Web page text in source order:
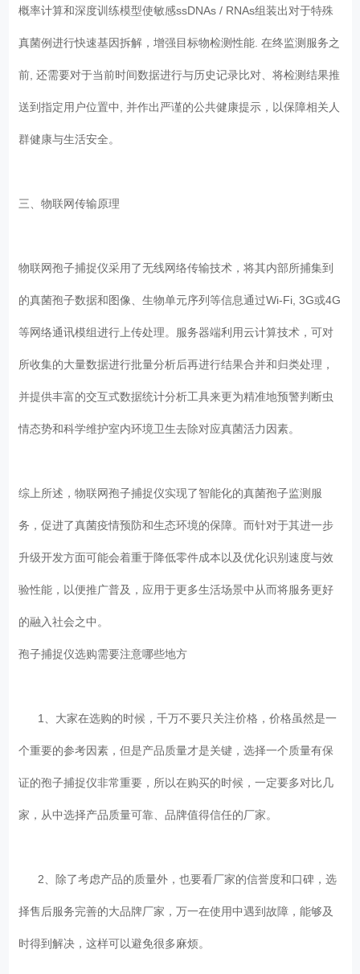
概率计算和深度训练模型使敏感ssDNAs / RNAs组装出对于特殊
真菌例进行快速基因拆解，增强目标物检测性能. 在终监测服务之
前, 还需要对于当前时间数据进行与历史记录比对、将检测结果推
送到指定用户位置中, 并作出严谨的公共健康提示，以保障相关人
群健康与生活安全。
三、物联网传输原理
物联网孢子捕捉仪采用了无线网络传输技术，将其内部所捕集到
的真菌孢子数据和图像、生物单元序列等信息通过Wi-Fi, 3G或4G
等网络通讯模组进行上传处理。服务器端利用云计算技术，可对
所收集的大量数据进行批量分析后再进行结果合并和归类处理，
并提供丰富的交互式数据统计分析工具来更为精准地预警判断虫
情态势和科学维护室内环境卫生去除对应真菌活力因素。
综上所述，物联网孢子捕捉仪实现了智能化的真菌孢子监测服
务，促进了真菌疫情预防和生态环境的保障。而针对于其进一步
升级开发方面可能会着重于降低零件成本以及优化识别速度与效
验性能，以便推广普及，应用于更多生活场景中从而将服务更好
的融入社会之中。
孢子捕捉仪选购需要注意哪些地方
1、大家在选购的时候，千万不要只关注价格，价格虽然是一
个重要的参考因素，但是产品质量才是关键，选择一个质量有保
证的孢子捕捉仪非常重要，所以在购买的时候，一定要多对比几
家，从中选择产品质量可靠、品牌值得信任的厂家。
2、除了考虑产品的质量外，也要看厂家的信誉度和口碑，选
择售后服务完善的大品牌厂家，万一在使用中遇到故障，能够及
时得到解决，这样可以避免很多麻烦。